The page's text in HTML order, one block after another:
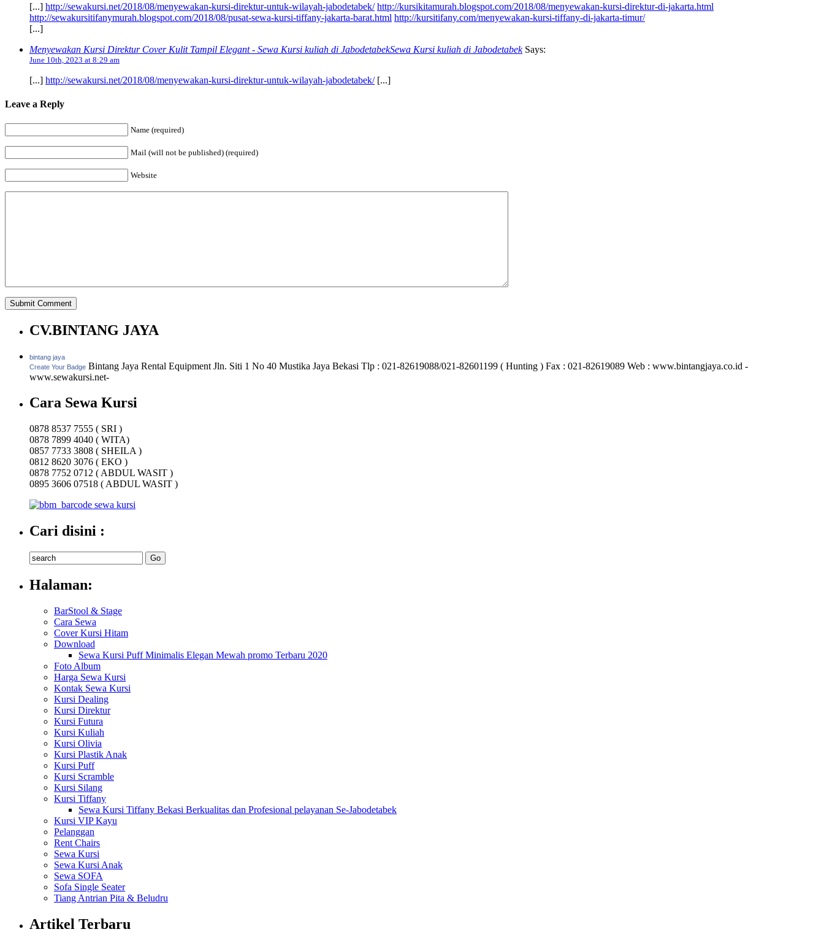
[...] http://sewakursi.net/2018/08/menyewakan-kursi-direktur-untuk-wilayah-jabodetabek/ http://kursikitamurah.blogspot.com/2018/08/menyewakan-kursi-direktur-di-jakarta.html
http://sewakursitifanymurah.blogspot.com/2018/08/pusat-sewa-kursi-tiffany-jakarta-barat.html http://kursitifany.com/menyewakan-kursi-tiffany-di-jakarta-timur/
[...]
Menyewakan Kursi Direktur Cover Kulit Tampil Elegant - Sewa Kursi kuliah di JabodetabekSewa Kursi kuliah di JabodetabekSays:
June 10th, 2023 at 8:29 am
[...] http://sewakursi.net/2018/08/menyewakan-kursi-direktur-untuk-wilayah-jabodetabek/[...]
Leave a Reply
Name (required)
Mail (will not be published) (required)
Website
CV.BINTANG JAYA
bintang jaya
Create Your Badge Bintang Jaya Rental Equipment Jln. Siti 1 No 40 Mustika Jaya Bekasi Tlp : 021-82619088/021-82601199 ( Hunting ) Fax : 021-82619089 Web : www.bintangjaya.co.id -
www.sewakursi.net-
Cara Sewa Kursi
0878 8537 7555 ( SRI )
0878 7899 4040 ( WITA)
0857 7733 3808 ( SHEILA )
0812 8620 3076 ( EKO )
0878 7752 0712 ( ABDUL WASIT )
0895 3606 07518 ( ABDUL WASIT )
Cari disini :
Halaman:
BarStool & Stage
Cara Sewa
Cover Kursi Hitam
Download
Sewa Kursi Puff Minimalis Elegan Mewah promo Terbaru 2020
Foto Album
Harga Sewa Kursi
Kontak Sewa Kursi
Kursi Dealing
Kursi Direktur
Kursi Futura
Kursi Kuliah
Kursi Olivia
Kursi Plastik Anak
Kursi Puff
Kursi Scramble
Kursi Silang
Kursi Tiffany
Sewa Kursi Tiffany Bekasi Berkualitas dan Profesional pelayanan Se-Jabodetabek
Kursi VIP Kayu
Pelanggan
Rent Chairs
Sewa Kursi
Sewa Kursi Anak
Sewa SOFA
Sofa Single Seater
Tiang Antrian Pita & Beludru
Artikel Terbaru